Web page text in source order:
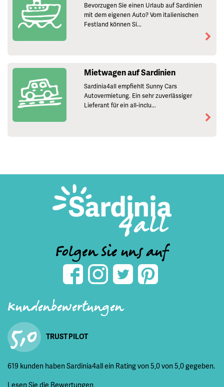
Bevorzugen Sie einen Urlaub auf Sardinien
mit dem eigenen Auto? Vom italienischen
Festland können Si...
Mietwagen auf Sardinien
Sardinia4all empfiehlt Sunny Cars
Autovermietung. Ein sehr zuverlässiger
Lieferant für ein all-inclu...
Folgen Sie uns auf
Kundenbewertungen
5,0 TRUST PILOT
619 kunden haben Sardinia4all ein Rating von 5,0 von 5,0 gegeben.
Lesen Sie die Bewertungen